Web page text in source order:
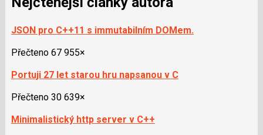
JSON pro C++11 s immutabilním DOMem.
Přečteno 67 955×
Portuji 27 let starou hru napsanou v C
Přečteno 30 639×
Minimalistický http server v C++